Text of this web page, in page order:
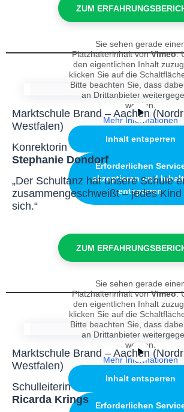
ZUM
Sie sehen gerade
Platzhalterinhalt vonVimeo.
den eigentlichen Inhalt
klicken Sie auf die
Bitte beachten Sie, dass
an Drittanbieter
werden.
Mehr Informationen
Inhalt entsperren
Erforderlichen
akzeptieren und
entsperren
Marktschule Brand – Aachen
Westfalen)
Konrektorin
Stephanie Dondorf
„Der Schultanz hat unsere Schule
zusammengeschweißt – jedes
sich.“
ZUM
Sie sehen gerade
Platzhalterinhalt vonVimeo.
den eigentlichen Inhalt
klicken Sie auf die
Bitte beachten Sie, dass
an Drittanbieter
werden.
Mehr Informationen
Inhalt entsperren
Erforderlichen
Marktschule Brand – Aachen
Westfalen)
Schulleiterin
Ricarda Krings